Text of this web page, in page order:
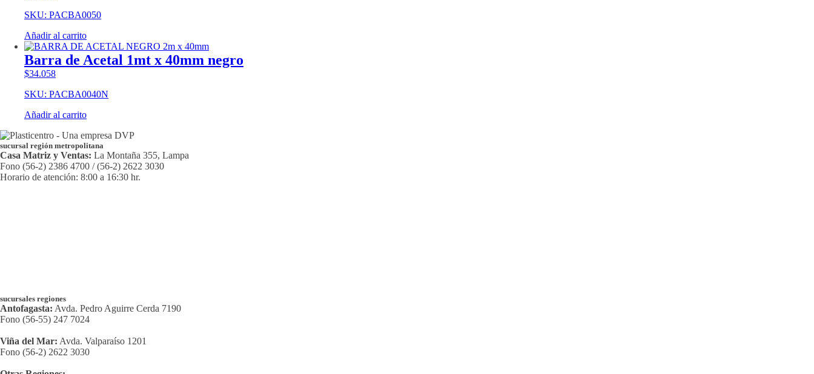
SKU: PACBA0050
Añadir al carrito
Barra de Acetal 1mt x 40mm negro
$34.058
SKU: PACBA0040N
Añadir al carrito
sucursal región metropolitana
Casa Matriz y Ventas: La Montaña 355, Lampa
Fono (56-2) 2386 4700 / (56-2) 2622 3030
Horario de atención: 8:00 a 16:30 hr.
sucursales regiones
Antofagasta: Avda. Pedro Aguirre Cerda 7190
Fono (56-55) 247 7024
Viña del Mar: Avda. Valparaíso 1201
Fono (56-2) 2622 3030